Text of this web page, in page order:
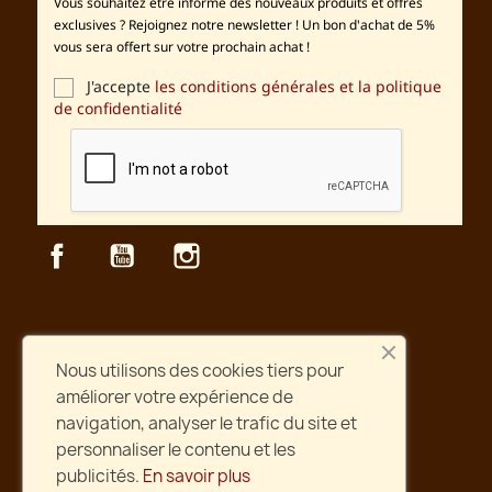
exclusives ? Rejoignez notre newsletter ! Un bon d'achat de 5%
vous sera offert sur votre prochain achat !
J'accepte les conditions générales et la politique
de confidentialité
Facebook YouTube
Paiement et site web sécurisés
Livraison rapide
Postée en deux jours ouvrés !
Nous utilisons des cookies tiers pour
améliorer votre expérience de
navigation, analyser le trafic du site et
personnaliser le contenu et les
publicités. En savoir plus